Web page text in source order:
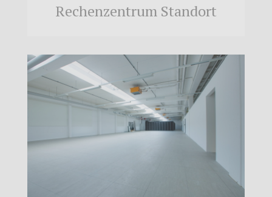
Rechenzentrum Standort